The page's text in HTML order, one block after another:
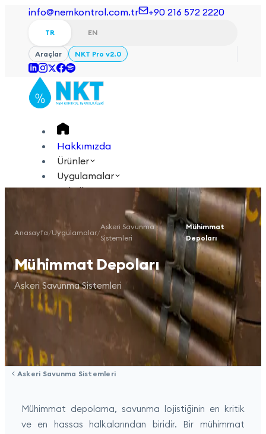
info@nemkontrol.com.tr +90 216 572 2220
TR EN
Araçlar NKT Pro v2.0
Hakkımızda
Ürünler
Uygulamalar
Teknik
Giriş Yap İletişime Geçin
Anasayfa /Uygulamalar/
Askeri Savunma
Sistemleri
/
Mühimmat
Depoları
Mühimmat Depoları
Askeri Savunma Sistemleri
Askeri Savunma Sistemleri
Mühimmat depolama, savunma lojistiğinin en kritik
ve en hassas halkalarından biridir. Bir mühimmat